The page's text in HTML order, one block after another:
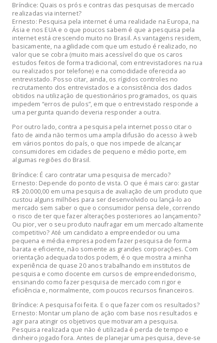
Bríndice: Quais os prós e contras das pesquisas de mercado
realizadas via internet?
Ernesto: Pesquisa pela internet é uma realidade na Europa, na
Ásia e nos EUA e o que poucos sabem é que a pesquisa pela
internet está crescendo muito no Brasil. As vantagens residem,
basicamente, na agilidade com que um estudo é realizado, no
valor que se cobra (muito mais acessível do que os caros
estudos feitos de forma tradicional, com entrevistadores na rua
ou realizados por telefone) e na comodidade oferecida ao
entrevistado. Posso citar, ainda, os rígidos controles no
recrutamento dos entrevistados e a consistência dos dados
obtidos na utilização de questionários programados, os quais
impedem “erros de pulos”, em que o entrevistado responde a
uma pergunta quando deveria responder a outra.
Por outro lado, contra a pesquisa pela internet posso citar o
fato de ainda não termos uma ampla difusão do acesso à web
em vários pontos do país, o que nos impede de alcançar
consumidores em cidades de pequeno e médio porte, em
algumas regiões do Brasil.
Bríndice: É caro contratar uma pesquisa de mercado?
Ernesto: Depende do ponto de vista. O que é mais caro: gastar
R$ 20.000,00 em uma pesquisa de avaliação de um produto que
custou alguns milhões para ser desenvolvido ou lançá-lo ao
mercado sem saber o que o consumidor pensa dele, correndo
o risco de ter que fazer alterações posteriores ao lançamento?
Ou pior, ver o seu produto naufragar em um mercado altamente
competitivo? Até um candidato a empreendedor ou uma
pequena e média empresa podem fazer pesquisa de forma
barata e eficiente, não somente as grandes corporações. Com
orientação adequada todos podem, é o que mostra a minha
experiência de quase 20 anos trabalhando em institutos de
pesquisa e como docente em cursos de empreendedorismo,
ensinando como fazer pesquisa de mercado com rigor e
eficiência e, normalmente, com poucos recursos financeiros.
Bríndice: A pesquisa foi feita. E o que fazer com os resultados?
Ernesto: Montar um plano de ação com base nos resultados e
agir para atingir os objetivos que motivaram a pesquisa.
Pesquisa realizada que não é utilizada é perda de tempo e
dinheiro jogado fora. Antes de planejar uma pesquisa, deve-se